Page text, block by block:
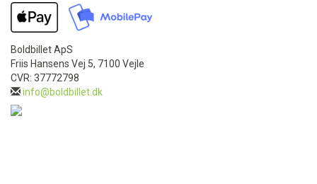
Boldbillet ApS
Friis Hansens Vej 5, 7100 Vejle
CVR: 37772798
info@boldbillet.dk